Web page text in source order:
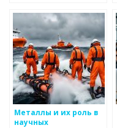
искусстве
Металлы и их роль в
научных